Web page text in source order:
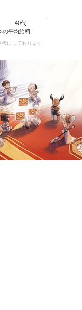
の平均給料
40代
にしております